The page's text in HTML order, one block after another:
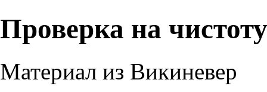
Проверка на чистоту
Материал из Викиневер